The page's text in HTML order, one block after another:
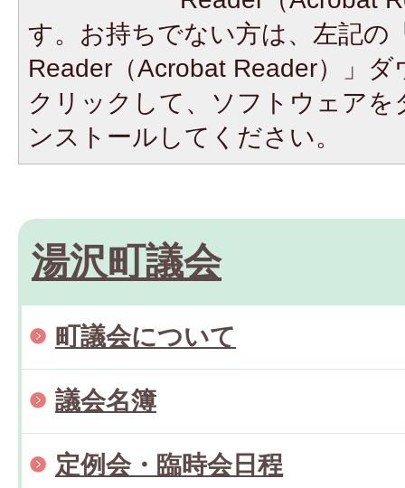
す。お持ちでない方は、左記の
Reader（Acrobat Reader）」
クリックして、ソフトウェア
ンストールしてください。
湯沢町議会
町議会について
議会名簿
定例会・臨時会日程